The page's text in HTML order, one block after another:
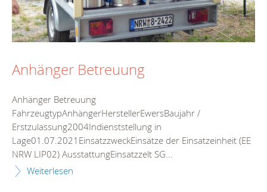
Anhänger Betreuung
Anhänger Betreuung
FahrzeugtypAnhängerHerstellerEwersBaujahr /
Erstzulassung2004Indienststellung in
Lage01.07.2021EinsatzzweckEinsätze der Einsatzeinheit (EE
NRW LIP02) AusstattungEinsatzzelt SG...
Weiterlesen